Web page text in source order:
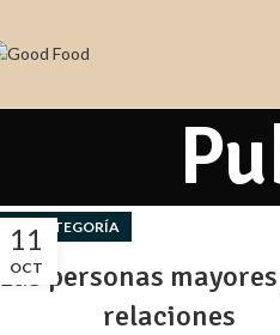
11
OCT
SIN CATEGORÍA
​​Las personas
relaciones